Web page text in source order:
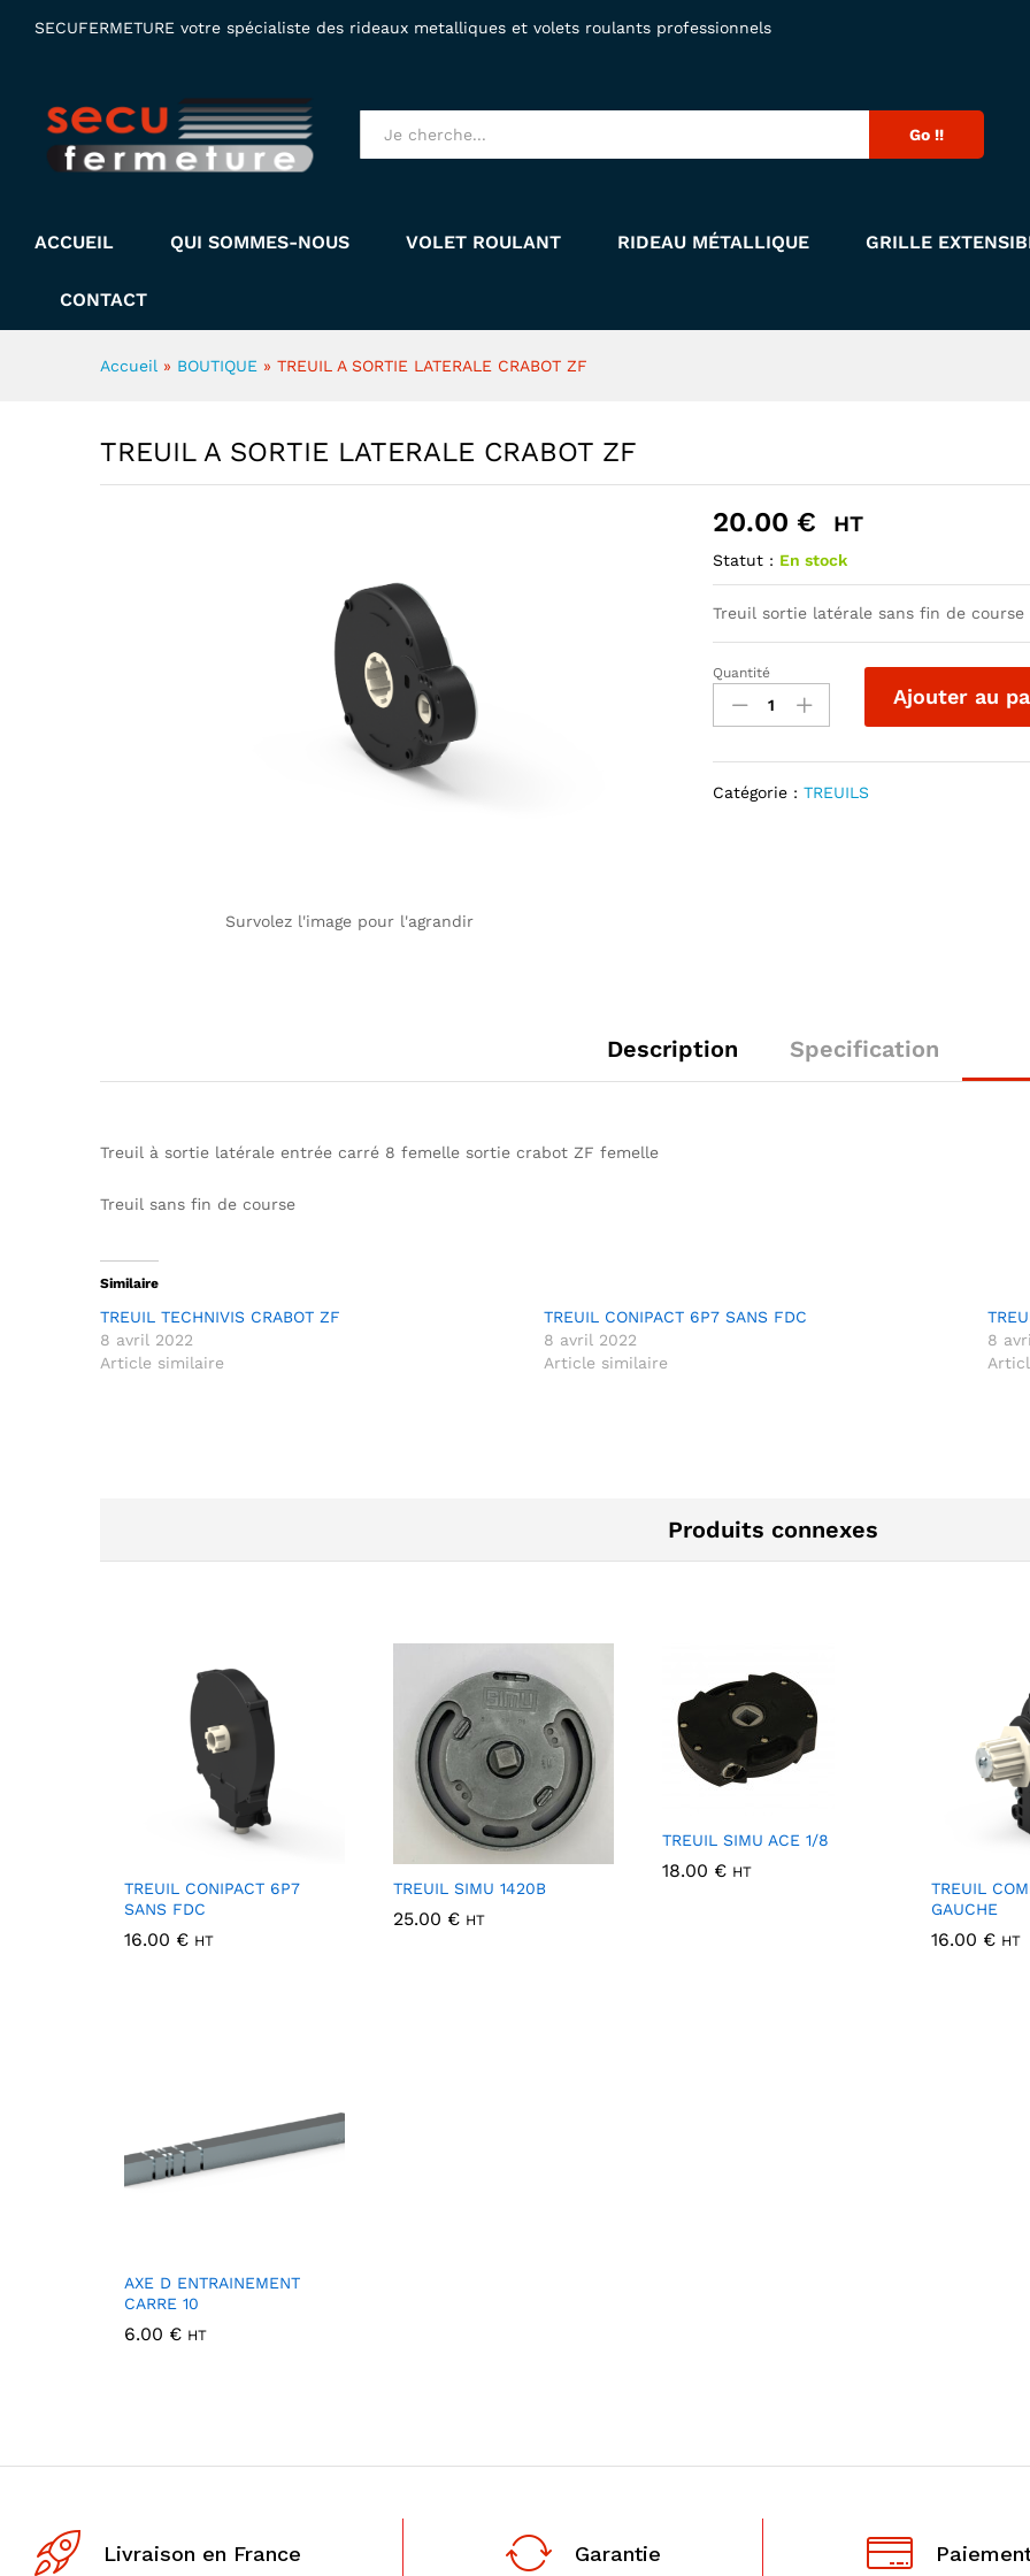
SECUFERMETURE votre spécialiste des rideaux metalliques et volets roulants professionnels
Tous produits Go !!
ACCUEIL QUI SOMMES-NOUS VOLET ROULANT RIDEAU MÉTALLIQUE GRILLE
CONTACT
Accueil » BOUTIQUE » TREUIL A SORTIE LATERALE CRABOT ZF
TREUIL A SORTIE LATERALE CRABOT ZF
Survolez l'image pour l'agrandir
20.00 € HT
Statut : En stock
Treuil sortie latérale sans fin de
TREUIL
SORTIE
ZF
Quantité
Ajouter au
Catégorie :TREUILS
Description Specification
Treuil à sortie latérale entrée carré 8 femelle sortie crabot ZF femelle
Treuil sans fin de course
Similaire
TREUIL TECHNIVIS CRABOT ZF
8 avril 2022
Article similaire
TREUIL CONIPACT 6P7 SANS FDC
8 avril 2022
Article similaire
8
Produits connexes
TREUIL CONIPACT 6P7
SANS FDC
16.00 € HT
TREUIL SIMU 1420B
25.00 € HT
TREUIL SIMU ACE 1/8
18.00 € HT
TREUIL
GAUCHE
16.00 € HT
AXE D ENTRAINEMENT
CARRE 10
6.00 € HT
Livraison en France Garantie
Description Specification